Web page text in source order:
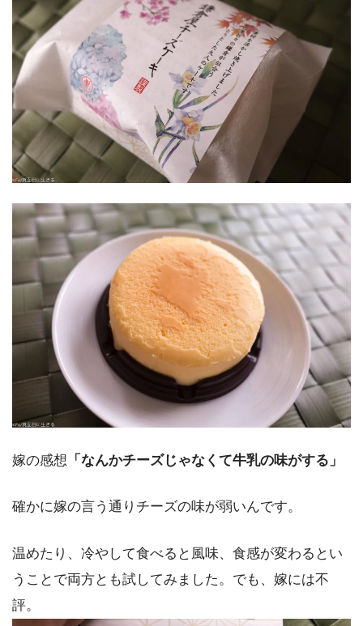
嫁の感想 「なんかチーズじゃなくて牛乳の味がする」
確かに嫁の言う通りチーズの味が弱いんです。
温めたり、冷やして食べると風味、食感が変わるとい
うことで両方とも試してみました。でも、嫁には不
評。